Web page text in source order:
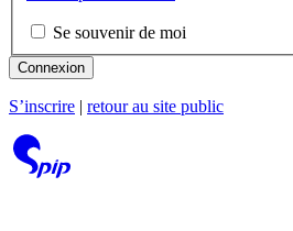
Se souvenir de moi
Connexion
S’inscrire retour au site public